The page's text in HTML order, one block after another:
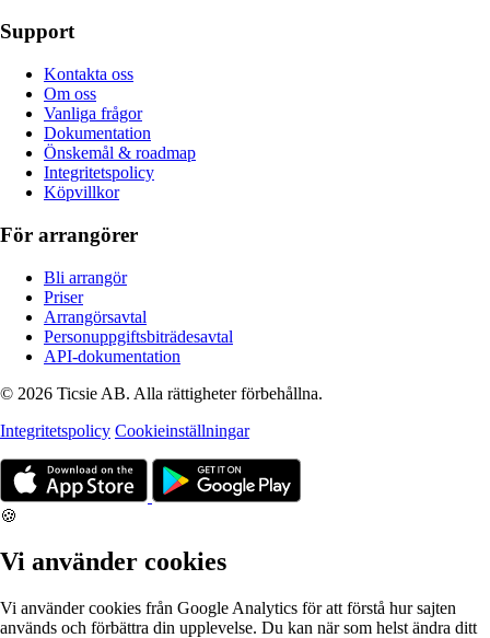
Support
Kontakta oss
Om oss
Vanliga frågor
Dokumentation
Önskemål & roadmap
Integritetspolicy
Köpvillkor
För arrangörer
Bli arrangör
Priser
Arrangörsavtal
Personuppgiftsbiträdesavtal
API-dokumentation
© 2026 Ticsie AB. Alla rättigheter förbehållna.
Integritetspolicy Cookieinställningar
🍪
Vi använder cookies
Vi använder cookies från Google Analytics för att förstå hur sajten
används och förbättra din upplevelse. Du kan när som helst ändra ditt